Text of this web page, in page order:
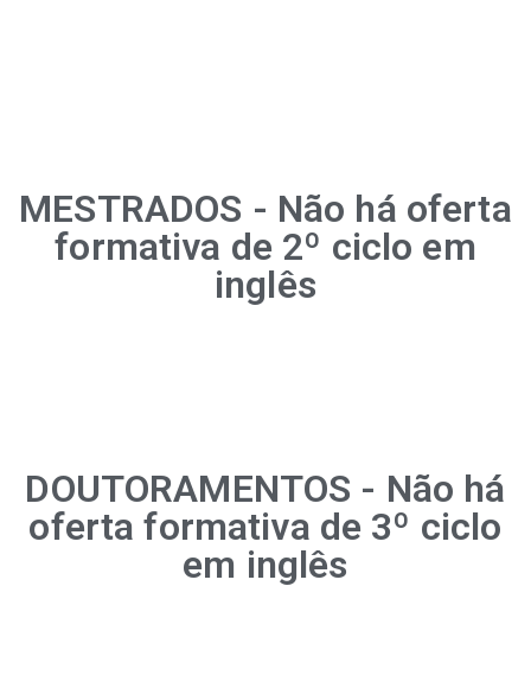
MESTRADOS - Não há oferta
formativa de 2º ciclo em
inglês
DOUTORAMENTOS - Não há
oferta formativa de 3º ciclo
em inglês